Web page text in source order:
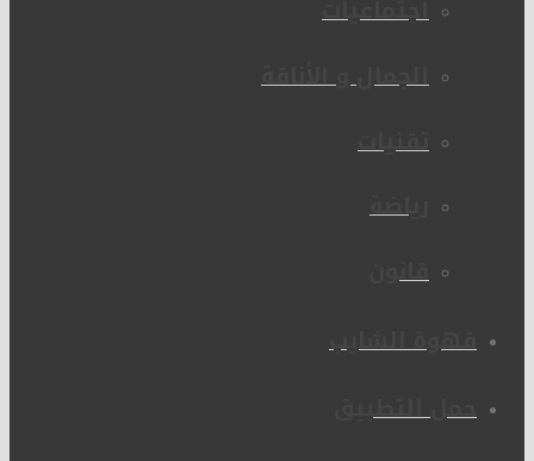
اجتماعيات
الجمال و الأناقة
تقنيات
رياضة
قانون
قهوة الشايب
حمل التطبيق